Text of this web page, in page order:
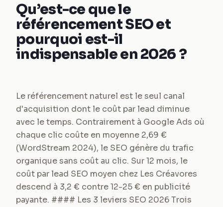
Qu’est-ce que le
référencement SEO et
pourquoi est-il
indispensable en 2026 ?
Le référencement naturel est le seul canal
d'acquisition dont le coût par lead diminue
avec le temps. Contrairement à Google Ads où
chaque clic coûte en moyenne 2,69 €
(WordStream 2024), le SEO génère du trafic
organique sans coût au clic. Sur 12 mois, le
coût par lead SEO moyen chez Les Créavores
descend à 3,2 € contre 12-25 € en publicité
payante. #### Les 3 leviers SEO 2026 Trois